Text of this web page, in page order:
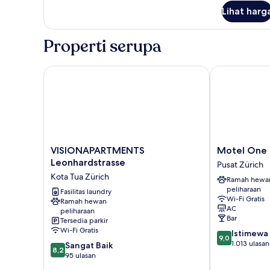
Grand
Balcony,
Kitchenette
Lihat
Properti serupa
VISIONAPARTMENTS
Leonhardstrasse
Tua
Zürich
VISIONAPARTMENTS
Leonhardstrasse
Kota Tua Zürich
Fasilitas laundry
Ramah hewan
peliharaan
Tersedia parkir
Wi-Fi Gratis
8.2
dari
8,2 Sangat Baik
95 ulasan
VISIONAPARTMENTS Leonhardstrasse
Motel
One
Zürich
Pusat
Zürich
Motel One
Pusat Zürich
Ramah
peliharaan
Wi-Fi Gratis
AC
Bar
9.0
dari
9,0 Istimewa
1.013 ulasan
Motel One